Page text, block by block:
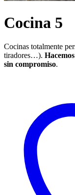
Cocina 5
Cocinas totalmente
tiradores…).
sin compromiso.